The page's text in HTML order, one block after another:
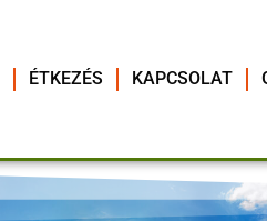
ÉTKEZÉS KAPCSOLAT